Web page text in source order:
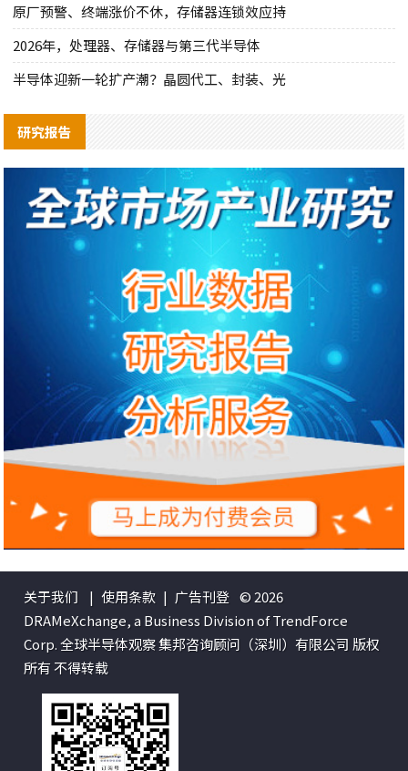
原厂预警、终端涨价不休，存储器连锁效应持
2026年，处理器、存储器与第三代半导体
半导体迎新一轮扩产潮？晶圆代工、封装、光
研究报告
关于我们 | 使用条款 | 广告刊登 © 2026
DRAMeXchange, a Business Division of TrendForce
Corp. 全球半导体观察 集邦咨询顾问（深圳）有限公司 版权
所有 不得转载